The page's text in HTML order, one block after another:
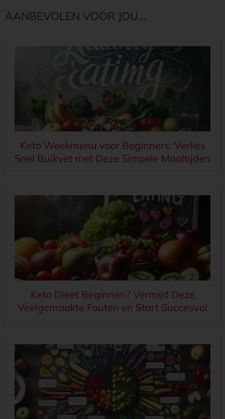
AANBEVOLEN VOOR JOU...
Keto Weekmenu voor Beginners: Verlies
Snel Buikvet met Deze Simpele Maaltijden
Keto Dieet Beginnen? Vermijd Deze
Veelgemaakte Fouten en Start Succesvol